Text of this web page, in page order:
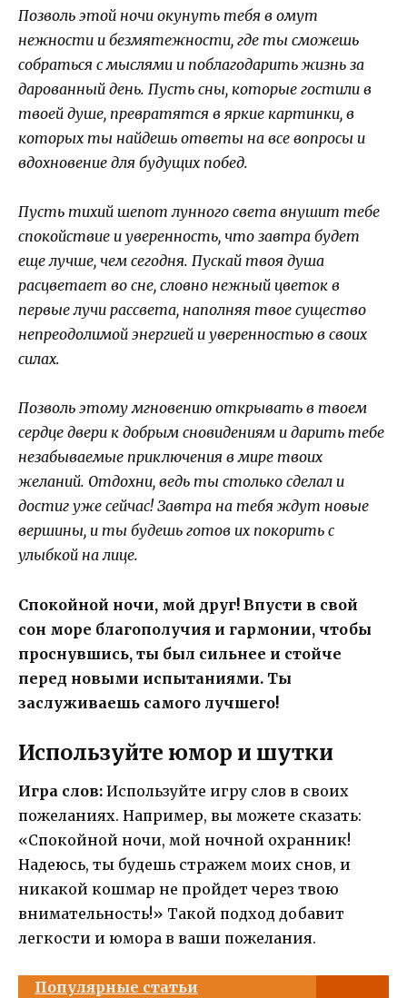
Позволь этой ночи окунуть тебя в омут
нежности и безмятежности, где ты сможешь
собраться с мыслями и поблагодарить жизнь за
дарованный день. Пусть сны, которые гостили в
твоей душе, превратятся в яркие картинки, в
которых ты найдешь ответы на все вопросы и
вдохновение для будущих побед.
Пусть тихий шепот лунного света внушит тебе
спокойствие и уверенность, что завтра будет
еще лучше, чем сегодня. Пускай твоя душа
расцветает во сне, словно нежный цветок в
первые лучи рассвета, наполняя твое существо
непреодолимой энергией и уверенностью в своих
силах.
Позволь этому мгновению открывать в твоем
сердце двери к добрым сновидениям и дарить тебе
незабываемые приключения в мире твоих
желаний. Отдохни, ведь ты столько сделал и
достиг уже сейчас! Завтра на тебя ждут новые
вершины, и ты будешь готов их покорить с
улыбкой на лице.
Спокойной ночи, мой друг! Впусти в свой
сон море благополучия и гармонии, чтобы
проснувшись, ты был сильнее и стойче
перед новыми испытаниями. Ты
заслуживаешь самого лучшего!
Используйте юмор и шутки
Игра слов: Используйте игру слов в своих
пожеланиях. Например, вы можете сказать:
«Спокойной ночи, мой ночной охранник!
Надеюсь, ты будешь стражем моих снов, и
никакой кошмар не пройдет через твою
внимательность!» Такой подход добавит
легкости и юмора в ваши пожелания.
Популярные статьи